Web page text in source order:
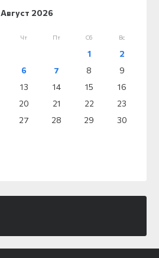
Август 2026
Чт Пт Сб Вс
1
2
6 7 8
9
13 14 15
16
20 21 22
23
27 28 29
30